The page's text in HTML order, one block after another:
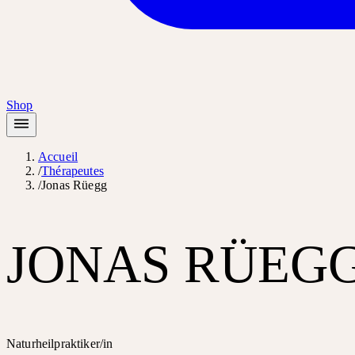
Shop
Accueil
/Thérapeutes
/Jonas Rüegg
JONAS
Naturheilpraktiker/in